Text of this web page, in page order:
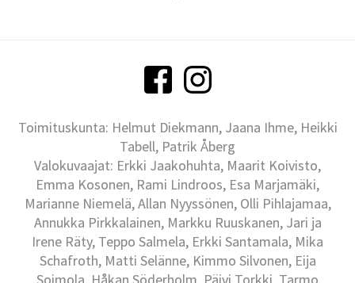
Toimituskunta: Helmut Diekmann, Jaana Ihme, Heikki
Tabell, Patrik Åberg
Valokuvaajat: Erkki Jaakohuhta, Maarit Koivisto,
Emma Kosonen, Rami Lindroos, Esa Marjamäki,
Marianne Niemelä, Allan Nyyssönen, Olli Pihlajamaa,
Annukka Pirkkalainen, Markku Ruuskanen, Jari ja
Irene Räty, Teppo Salmela, Erkki Santamala, Mika
Schafroth, Matti Selänne, Kimmo Silvonen, Eija